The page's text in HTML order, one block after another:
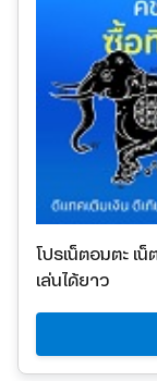
โปรเน็ตอมตะ เ
เล่นได้ยาว